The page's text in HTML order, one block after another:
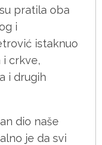
pratila oba
i
istaknuo
crkve,
i drugih
dio naše
je da svi